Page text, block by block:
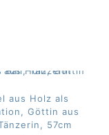
aus Holz als
Göttin aus
57cm